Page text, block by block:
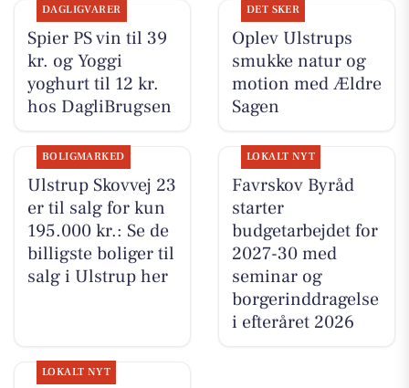
DAGLIGVARER
Spier PS vin til 39
kr. og Yoggi
yoghurt til 12 kr.
hos DagliBrugsen
DET SKER
Oplev Ulstrups
smukke natur og
motion med Ældre
Sagen
BOLIGMARKED
Ulstrup Skovvej 23
er til salg for kun
195.000 kr.: Se de
billigste boliger til
salg i Ulstrup her
LOKALT NYT
Favrskov Byråd
starter
budgetarbejdet for
2027-30 med
seminar og
borgerinddragelse
i efteråret 2026
LOKALT NYT